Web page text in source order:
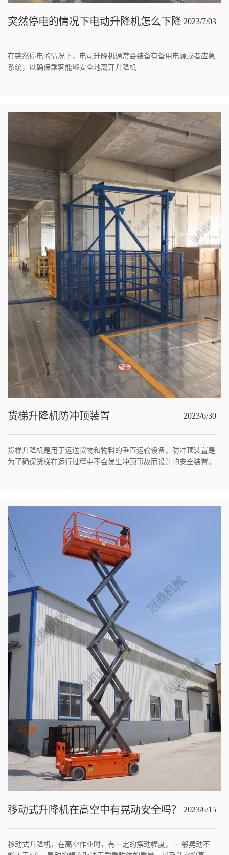
突然停电的情况下电动升降机怎么下降 2023/7/03
在突然停电的情况下，电动升降机通常会装备有备用电源或者应急
系统，以确保乘客能够安全地离开升降机
货梯升降机防冲顶装置 2023/6/30
货梯升降机是用于运送货物和物料的垂直运输设备，防冲顶装置是
为了确保货梯在运行过程中不会发生冲顶事故而设计的安全装置。
移动式升降机在高空中有晃动安全吗？ 2023/6/15
移动式升降机，在高空作业时，有一定的摆动幅度， 一般晃动不